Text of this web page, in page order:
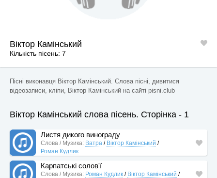
Віктор Камінський
Кількість пісень: 7
Пісні виконавця Віктор Камінський. Слова пісні, дивитися
відеозаписи, кліпи, Віктор Камінський на сайті pisni.club
Віктор Камінський слова пісень. Сторінка - 1
Листя дикого винограду
Слова / Музика: Ватра / Віктор Камінський /
Роман Кудлик
Карпатські солов'ї
Слова / Музика: Роман Кудлик / Віктор Камінський /